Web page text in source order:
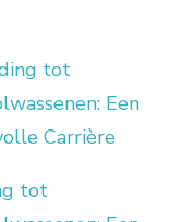
tot
Een
Carrière
tot